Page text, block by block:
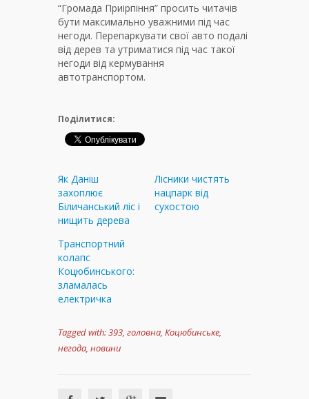
“Громада Приірпіння” просить читачів
бути максимально уважними під час
негоди. Перепаркувати свої авто подалі
від дерев та утриматися під час такої
негоди від кермування
автотранспортом.
Поділитися:
Як Даніш
захоплює
Біличанський ліс і
нищить дерева
Лісники чистять
нацпарк від
сухостою
Транспортний
колапс
Коцюбинського:
зламалась
електричка
Tagged with:393, головна, Коцюбинське,
негода, новини